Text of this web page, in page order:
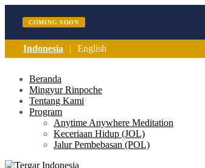
COMING SOON
Indonesia English
Beranda
Mingyur Rinpoche
Tentang Kami
Program
Anytime Anywhere Meditation
Keceriaan Hidup (JOL)
Jalur Pembebasan (POL)